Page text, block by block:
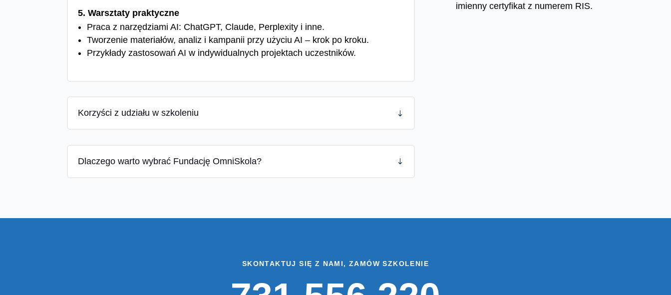
5. Warsztaty praktyczne
Praca z narzędziami AI: ChatGPT, Claude, Perplexity i inne.
Tworzenie materiałów, analiz i kampanii przy użyciu AI – krok po kroku.
Przykłady zastosowań AI w indywidualnych projektach uczestników.
Korzyści z udziału w szkoleniu
Dlaczego warto wybrać Fundację OmniSkola?
imienny certyfikat z numerem RIS.
SKONTAKTUJ SIĘ Z NAMI, ZAMÓW SZKOLENIE